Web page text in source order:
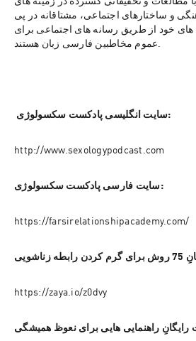
و ساختارهای اجتماعی، مشتاقانه در پی
های خود از طریق رسانه های اجتماعی برای
عموم مخاطبین فارسی زبان هستند.
سایت انگلیسی پادکست سکسولوژی:
http://www.sexologypodcast.com
سایت فارسی پادکست سکسولوژی:
https://farsirelationshipacademy.com/
https://zaya.io/z0dvy